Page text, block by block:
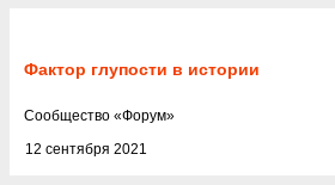
Фактор глупости в истории
12 сентября 2021
Cообщество «Форум»